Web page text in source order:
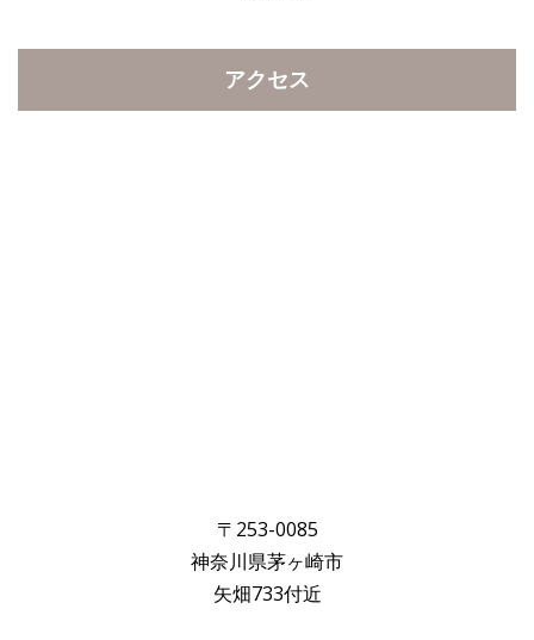
アクセス
〒253-0085
神奈川県茅ヶ崎市
矢畑733付近